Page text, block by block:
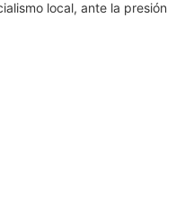
local, ante la presión